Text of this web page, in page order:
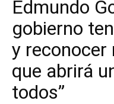
Edmundo
gobierno
y
que abrirá
todos”